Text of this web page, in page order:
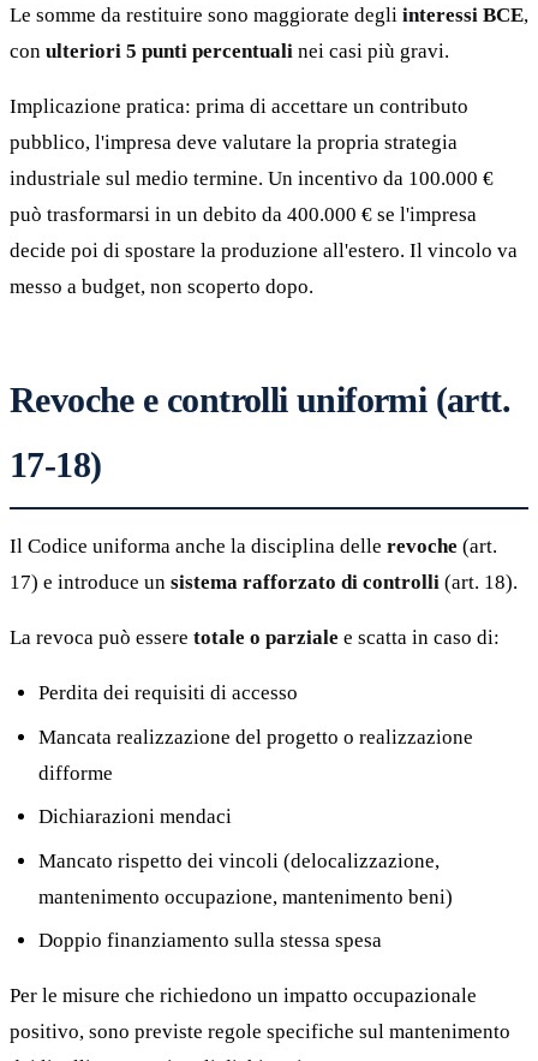
Le somme da restituire sono maggiorate degli interessi BCE,
con ulteriori 5 punti percentuali nei casi più gravi.
Implicazione pratica: prima di accettare un contributo
pubblico, l'impresa deve valutare la propria strategia
industriale sul medio termine. Un incentivo da 100.000 €
può trasformarsi in un debito da 400.000 € se l'impresa
decide poi di spostare la produzione all'estero. Il vincolo va
messo a budget, non scoperto dopo.
Revoche e controlli uniformi (artt.
17-18)
Il Codice uniforma anche la disciplina delle revoche (art.
17) e introduce un sistema rafforzato di controlli (art. 18).
La revoca può essere totale o parziale e scatta in caso di:
Perdita dei requisiti di accesso
Mancata realizzazione del progetto o realizzazione
difforme
Dichiarazioni mendaci
Mancato rispetto dei vincoli (delocalizzazione,
mantenimento occupazione, mantenimento beni)
Doppio finanziamento sulla stessa spesa
Per le misure che richiedono un impatto occupazionale
positivo, sono previste regole specifiche sul mantenimento